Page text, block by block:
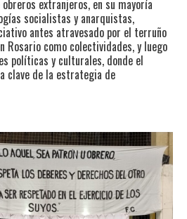
extranjeros, en su mayoría
socialistas y anarquistas,
antes atravesado por el terruño
Rosario como colectividades, y luego
políticas y culturales, donde el
clave de la estrategia de